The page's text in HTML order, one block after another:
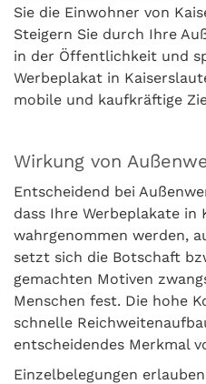
Sie die Einwohner von
Steigern Sie durch Ihre
in der Öffentlichkeit und
Werbeplakat in
mobile und kaufkräftige
Wirkung von
Entscheidend bei
dass Ihre Werbeplakate
wahrgenommen werden,
setzt sich die Botschaft
gemachten Motiven
Menschen fest. Die hohe
schnelle
entscheidendes Merkmal
Einzelbelegungen